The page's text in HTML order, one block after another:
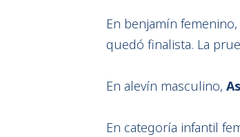
En benjamín femenino,
quedó finalista. La
En alevín masculino,
En categoría infantil